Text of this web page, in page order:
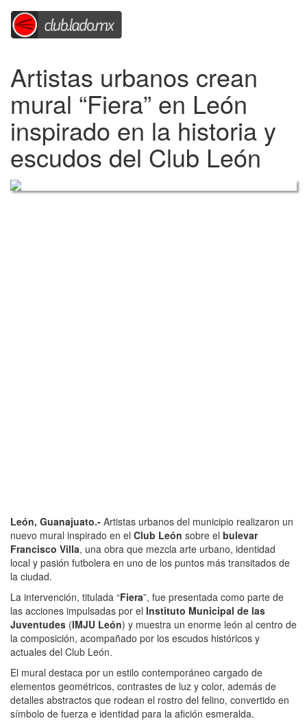
Artistas urbanos crean
mural “Fiera” en León
inspirado en la historia y
escudos del Club León
León, Guanajuato.- Artistas urbanos del municipio realizaron un
nuevo mural inspirado en el Club León sobre el bulevar
Francisco Villa, una obra que mezcla arte urbano, identidad
local y pasión futbolera en uno de los puntos más transitados de
la ciudad.
La intervención, titulada “Fiera”, fue presentada como parte de
las acciones impulsadas por el Instituto Municipal de las
Juventudes (IMJU León) y muestra un enorme león al centro de
la composición, acompañado por los escudos históricos y
actuales del Club León.
El mural destaca por un estilo contemporáneo cargado de
elementos geométricos, contrastes de luz y color, además de
detalles abstractos que rodean el rostro del felino, convertido en
símbolo de fuerza e identidad para la afición esmeralda.